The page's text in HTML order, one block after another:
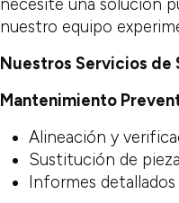
necesite una solución
nuestro equipo
Nuestros Servicios de
Mantenimiento
Alineación y
Sustitución de
Informes